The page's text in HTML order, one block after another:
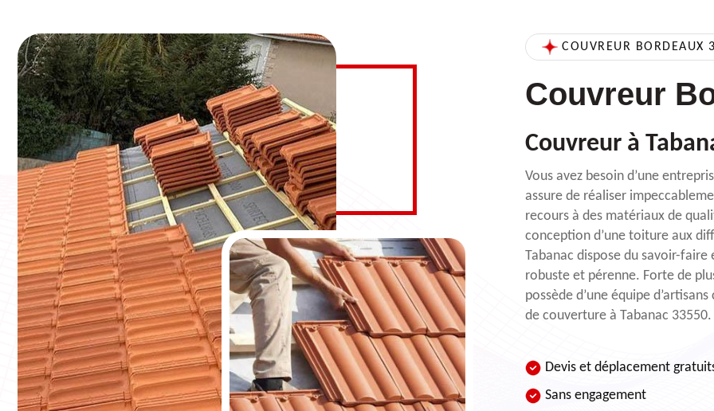
COUVREUR BORDEAUX
Couvreur
Couvreur à
Vous avez besoin d’une
assure de réaliser
recours à des matériaux de
conception d’une toiture aux
Tabanac dispose du savoir-
robuste et pérenne. Forte de
possède d’une équipe
de couverture à Tabanac 33550.
Devis et déplacement
Sans engagement